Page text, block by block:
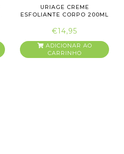
URIAGE CREME
ESFOLIANTE CORPO 200ML
€14,95
ADICIONAR AO
CARRINHO